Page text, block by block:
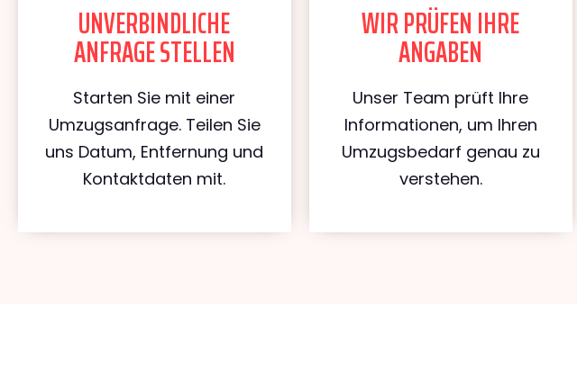
UNVERBINDLICHE
ANFRAGE STELLEN
Starten Sie mit einer
Umzugsanfrage. Teilen Sie
uns Datum, Entfernung und
Kontaktdaten mit.
WIR PRÜFEN IHRE
ANGABEN
Unser Team prüft Ihre
Informationen, um Ihren
Umzugsbedarf genau zu
verstehen.